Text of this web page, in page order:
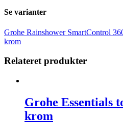
Se varianter
Grohe Rainshower SmartControl
krom
Relateret produkter
Grohe Essentials
krom